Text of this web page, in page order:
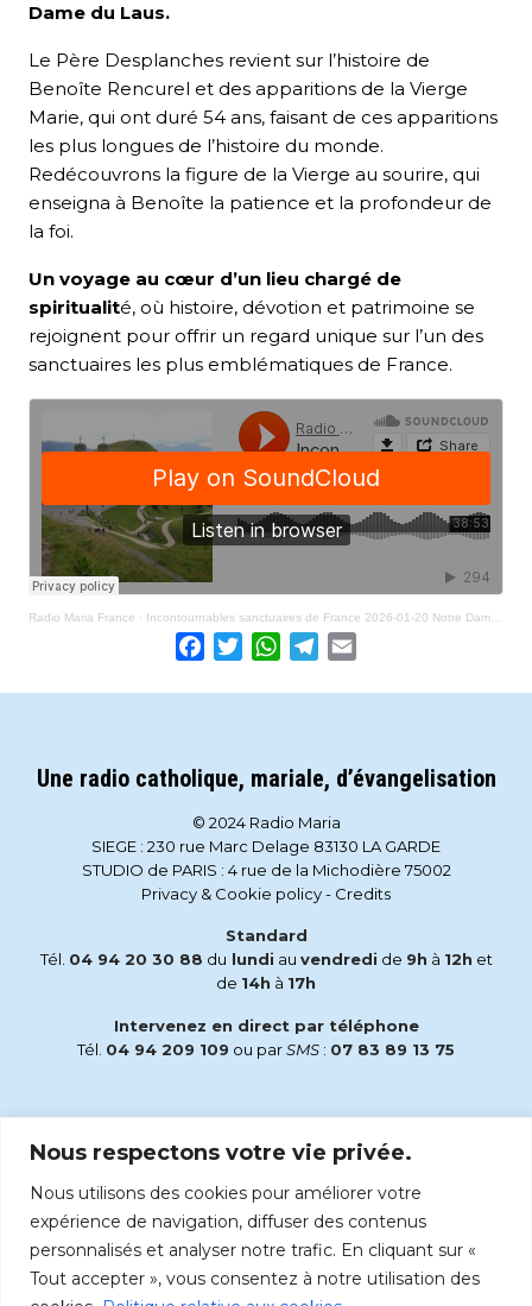
Nous respectons votre vie privée.
Nous utilisons des cookies pour améliorer votre
expérience de navigation, diffuser des contenus
personnalisés et analyser notre trafic. En cliquant sur «
Tout accepter », vous consentez à notre utilisation des
Dame du Laus.
Le Père Desplanches revient sur l’histoire de
Benoîte Rencurel et des apparitions de la Vierge
Marie, qui ont duré 54 ans, faisant de ces apparitions
les plus longues de l’histoire du monde.
Redécouvrons la figure de la Vierge au sourire, qui
enseigna à Benoîte la patience et la profondeur de
la foi.
Un voyage au cœur d’un lieu chargé de
spiritualité, où histoire, dévotion et patrimoine se
rejoignent pour offrir un regard unique sur l’un des
sanctuaires les plus emblématiques de France.
Radio Maria France · Incontournables sanctuaires de France 2026-01-20 Notre Dame du Laus
Facebook
TwitterWhatsApp
Telegram
Une radio catholique, mariale, d’évangelisation
© 2024 Radio Maria
SIEGE : 230 rue Marc Delage 83130 LA GARDE
STUDIO de PARIS : 4 rue de la Michodière 75002
Privacy & Cookie policy- Credits
Standard
Tél. 04 94 20 30 88 du lundi au vendredi de 9h à 12h et
de 14h à 17h
Intervenez en direct par téléphone
Tél. 04 94 209 109 ou parSMS : 07 83 89 13 75
accueil@radiomaria.fr
Écoutez Radio Maria sur :